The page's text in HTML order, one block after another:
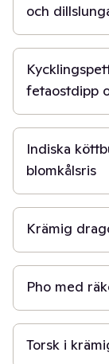
och
1 t
fetaostdipp
30 min
Indiska
blomkålsris
45 min
Krämig
30 min
Pho med
30 min
Torsk i